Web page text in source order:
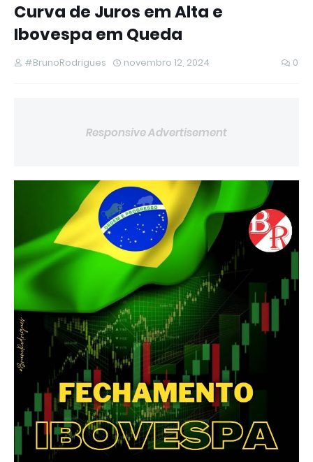
Curva de Juros em Alta e
Ibovespa em Queda
#BrunoRodrigues novembro 12, 2024 0
Responsive Advertisement